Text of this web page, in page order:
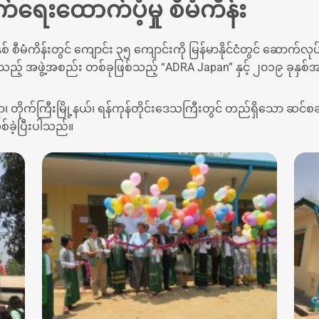
ေးထောက်ပံ့မှု စီမံကိန်း
နှစ် စီမံကိန်းတွင် ကျောင်း ၃၅ ကျောင်းကို မြန်မာနိုင်ငံတွင် ဆော
ဖွဲ့အစည်း တစ်ခုဖြစ်သည့် “ADRA Japan” နှင့် ၂၀၁၉ ခုနှစ်အ
တိုက်ကြီးမြို့နယ်၊ ရန်ကုန်တိုင်းဒေသကြီးတွင် တည်ရှိသော ဆင်စခ
ပြီးပါသည်။